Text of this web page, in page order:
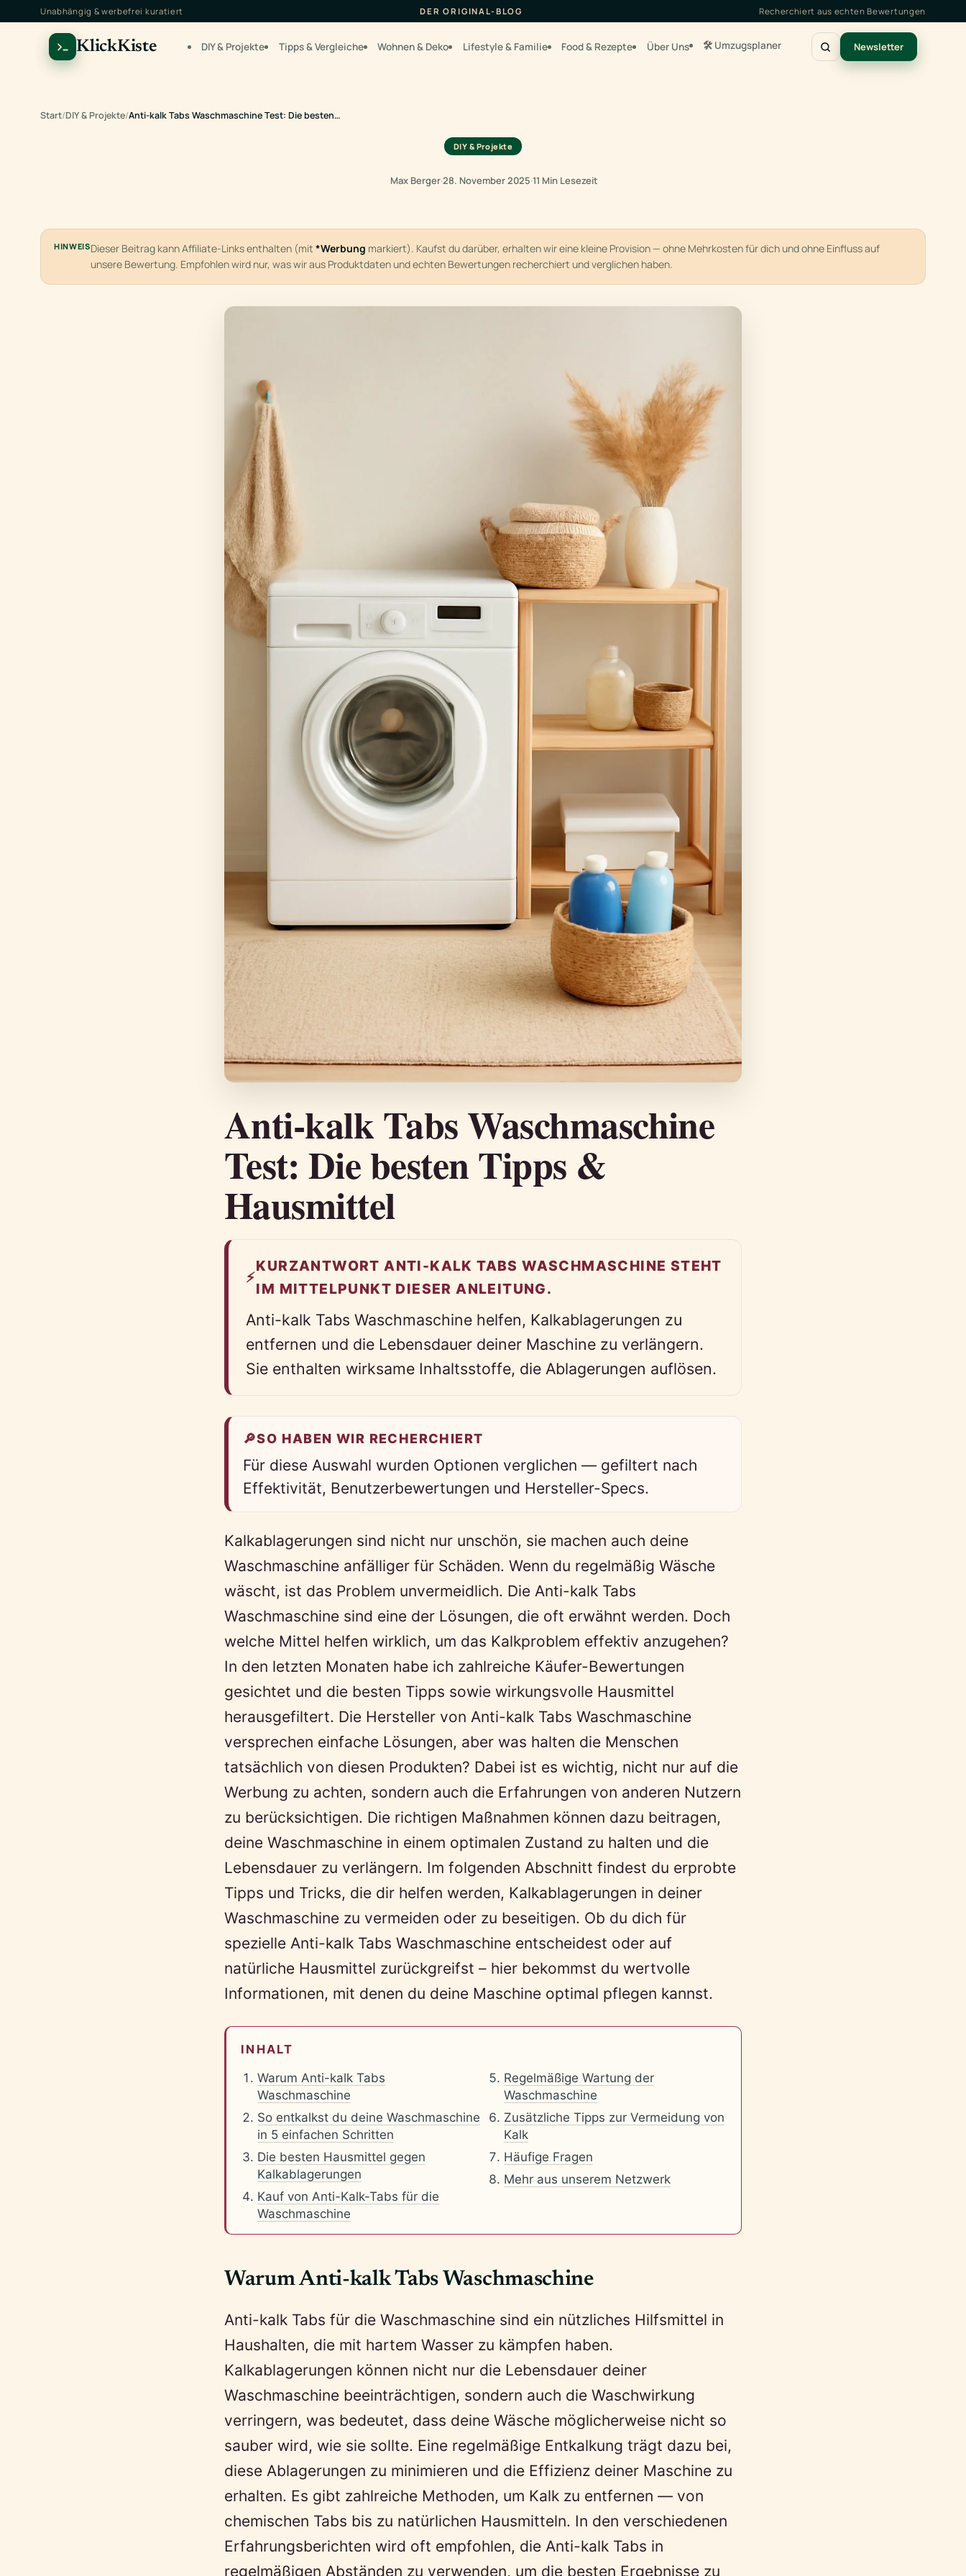
Unabhängig & werbefrei kuratiert DER ORIGINAL-BLOG Recherchiert aus echten Bewertungen
KlickKiste DIY & Projekte Tipps & Vergleiche Wohnen & Deko Lifestyle & Familie Food & Rezepte Über Uns 🛠️ Umzugsplaner Newsletter
Start/DIY & Projekte/Anti-kalk Tabs Waschmaschine Test: Die besten…
DIY & Projekte
Max Berger·28. November 2025·11 Min Lesezeit
HINWEISDieser Beitrag kann Affiliate-Links enthalten (mit *Werbung markiert). Kaufst du darüber, erhalten wir eine kleine Provision — ohne Mehrkosten für dich und ohne Einfluss auf
unsere Bewertung. Empfohlen wird nur, was wir aus Produktdaten und echten Bewertungen recherchiert und verglichen haben.
Anti-kalk Tabs Waschmaschine
Test: Die besten Tipps &
Hausmittel
⚡
KURZANTWORT ANTI-KALK TABS WASCHMASCHINE STEHT
IM MITTELPUNKT DIESER ANLEITUNG.
Anti-kalk Tabs Waschmaschine helfen, Kalkablagerungen zu
entfernen und die Lebensdauer deiner Maschine zu verlängern.
Sie enthalten wirksame Inhaltsstoffe, die Ablagerungen auflösen.
🔎SO HABEN WIR RECHERCHIERT
Für diese Auswahl wurden Optionen verglichen — gefiltert nach
Effektivität, Benutzerbewertungen und Hersteller-Specs.
Kalkablagerungen sind nicht nur unschön, sie machen auch deine
Waschmaschine anfälliger für Schäden. Wenn du regelmäßig Wäsche
wäscht, ist das Problem unvermeidlich. Die Anti-kalk Tabs
Waschmaschine sind eine der Lösungen, die oft erwähnt werden. Doch
welche Mittel helfen wirklich, um das Kalkproblem effektiv anzugehen?
In den letzten Monaten habe ich zahlreiche Käufer-Bewertungen
gesichtet und die besten Tipps sowie wirkungsvolle Hausmittel
herausgefiltert. Die Hersteller von Anti-kalk Tabs Waschmaschine
versprechen einfache Lösungen, aber was halten die Menschen
tatsächlich von diesen Produkten? Dabei ist es wichtig, nicht nur auf die
Werbung zu achten, sondern auch die Erfahrungen von anderen Nutzern
zu berücksichtigen. Die richtigen Maßnahmen können dazu beitragen,
deine Waschmaschine in einem optimalen Zustand zu halten und die
Lebensdauer zu verlängern. Im folgenden Abschnitt findest du erprobte
Tipps und Tricks, die dir helfen werden, Kalkablagerungen in deiner
Waschmaschine zu vermeiden oder zu beseitigen. Ob du dich für
spezielle Anti-kalk Tabs Waschmaschine entscheidest oder auf
natürliche Hausmittel zurückgreifst – hier bekommst du wertvolle
Informationen, mit denen du deine Maschine optimal pflegen kannst.
INHALT
Warum Anti-kalk Tabs
Waschmaschine
So entkalkst du deine Waschmaschine
in 5 einfachen Schritten
Die besten Hausmittel gegen
Kalkablagerungen
Kauf von Anti-Kalk-Tabs für die
Waschmaschine
Regelmäßige Wartung der
Waschmaschine
Zusätzliche Tipps zur Vermeidung von
Kalk
Häufige Fragen
Mehr aus unserem Netzwerk
Warum Anti-kalk Tabs Waschmaschine
Anti-kalk Tabs für die Waschmaschine sind ein nützliches Hilfsmittel in
Haushalten, die mit hartem Wasser zu kämpfen haben.
Kalkablagerungen können nicht nur die Lebensdauer deiner
Waschmaschine beeinträchtigen, sondern auch die Waschwirkung
verringern, was bedeutet, dass deine Wäsche möglicherweise nicht so
sauber wird, wie sie sollte. Eine regelmäßige Entkalkung trägt dazu bei,
diese Ablagerungen zu minimieren und die Effizienz deiner Maschine zu
erhalten. Es gibt zahlreiche Methoden, um Kalk zu entfernen — von
chemischen Tabs bis zu natürlichen Hausmitteln. In den verschiedenen
Erfahrungsberichten wird oft empfohlen, die Anti-kalk Tabs in
regelmäßigen Abständen zu verwenden, um die besten Ergebnisse zu